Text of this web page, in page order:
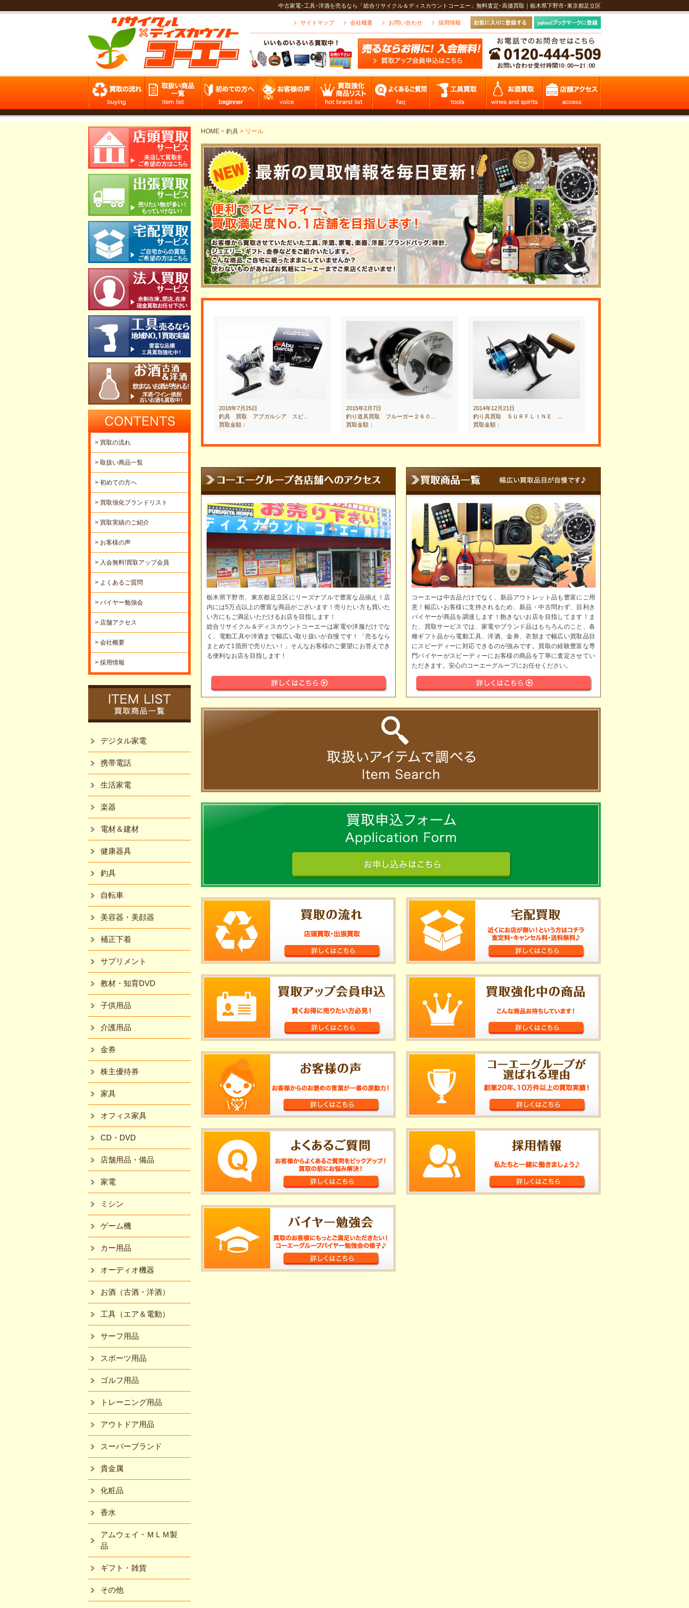
中古家電･工具･洋酒を売るなら「総合リサイクル＆ディスカウントコーエー」無料査定･高価買取｜栃木県下野市･東京都足立区
サイトマップ 会社概要 お問い合わせ 採用情報
HOME > 釣具 > リール
2018年7月25日
釣具 買取 アブガルシア スピ...
買取金額：
2015年2月7日
釣り道具買取 フルーガー２６０...
買取金額：
2014年12月21日
釣り具買取 ＳＵＲＦＬＩＮＥ ...
買取金額：
栃木県下野市、東京都足立区にリーズナブルで豊富な品揃え！店
内には5万点以上の豊富な商品がございます！売りたい方も買いた
い方にもご満足いただけるお店を目指します！
総合リサイクル＆ディスカウントコーエーは家電や洋服だけでな
く、電動工具や洋酒まで幅広い取り扱いが自慢です！「売るなら
まとめて1箇所で売りたい！」そんなお客様のご要望にお答えでき
る便利なお店を目指します！
コーエーは中古品だけでなく、新品アウトレット品も豊富にご用
意！幅広いお客様に支持されるため、新品・中古問わず、目利き
バイヤーが商品を調達します！飽きないお店を目指してます！ま
た、買取サービスでは、家電やブランド品はもちろんのこと、各
種ギフト品から電動工具、洋酒、金券、衣類まで幅広い買取品目
にスピーディーに対応できるのが強みです。買取の経験豊富な専
門バイヤーがスピーディーにお客様の商品を丁寧に査定させてい
ただきます。安心のコーエーグループにお任せください。
> 買取の流れ
> 取扱い商品一覧
> 初めての方へ
> 買取強化ブランドリスト
> 買取実績のご紹介
> お客様の声
> 入会無料!買取アップ会員
> よくあるご質問
> バイヤー勉強会
> 店舗アクセス
> 会社概要
> 採用情報
デジタル家電
携帯電話
生活家電
楽器
電材＆建材
健康器具
釣具
自転車
美容器・美顔器
補正下着
サプリメント
教材・知育DVD
子供用品
介護用品
金券
株主優待券
家具
オフィス家具
CD・DVD
店舗用品・備品
家電
ミシン
ゲーム機
カー用品
オーディオ機器
お酒（古酒・洋酒）
工具（エア＆電動）
サーフ用品
スポーツ用品
ゴルフ用品
トレーニング用品
アウトドア用品
スーパーブランド
貴金属
化粧品
香水
アムウェイ・ＭＬＭ製
品
ギフト・雑貨
その他